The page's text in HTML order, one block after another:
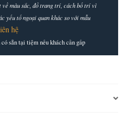
về màu sắc, đồ trang trí, cách bố trí vì
yếu tố ngoại quan khác so với mẫu
hệ
sẵn tại tiệm nếu khách cần gấp